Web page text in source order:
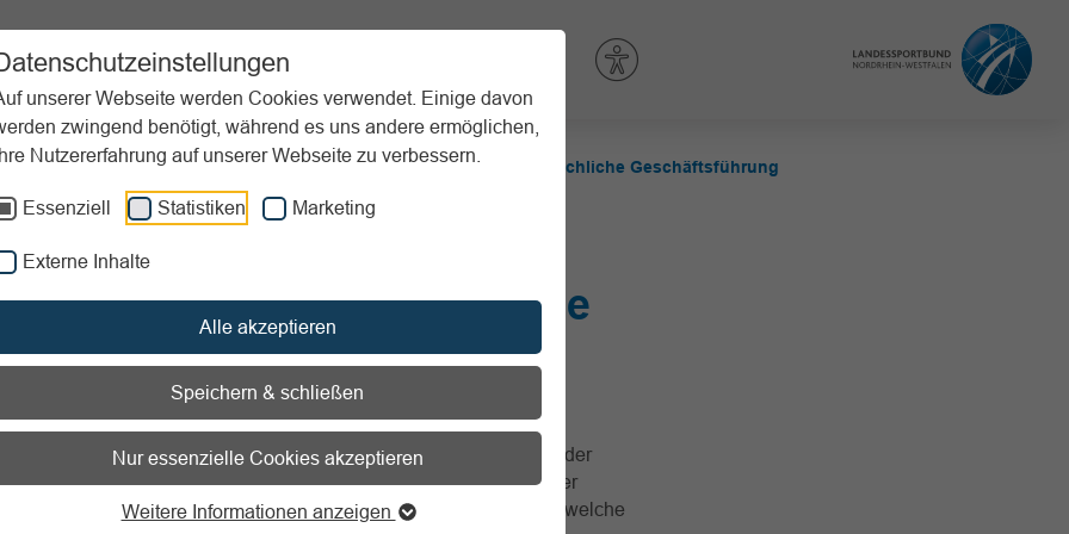
unserer Webseite werden Cookies verwendet. Einige davon
zwingend benötigt, während es uns andere ermöglichen,
Nutzererfahrung auf unserer Webseite zu verbessern.
Essenziell Statistiken Marketing
Externe Inhalte
Alle akzeptieren
Speichern & schließen
Nur essenzielle Cookies akzeptieren
Weitere Informationen anzeigen
Unterstützung Aktuelles
Gemeinnützigkeit beantragen Anforderungen an die tatsächliche Geschäftsführung
zum Readspeaker öffnen
an die tatsächliche
der steuerlichen Gemeinnützigkeit setzt nicht nur voraus, dass der
gemeinnützige Zwecke verfolgt, sondern er muss auch in seiner
welche gemeinnützigen Zwecke er verfolgen möchte und auf welche